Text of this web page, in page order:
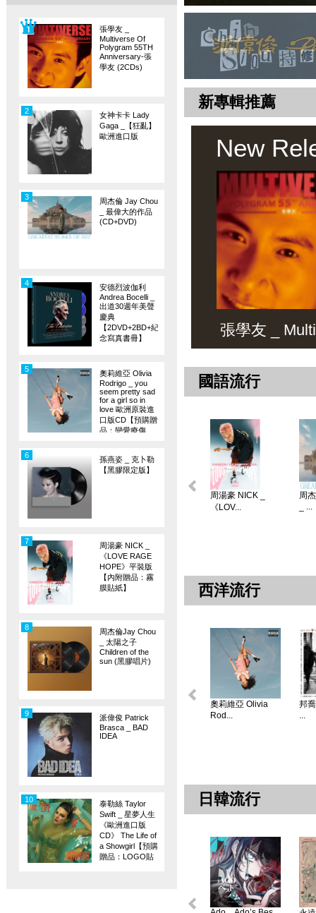
張學友 _
Multiverse Of
Polygram 55TH
Anniversary-張
學友 (2CDs)
女神卡卡 Lady
Gaga _【狂亂】
歐洲進口版
2
周杰倫 Jay Chou
_ 最偉大的作品
(CD+DVD)
3
安德烈波伽利
Andrea Bocelli _
出道30週年美聲
慶典
【2DVD+2BD+紀
念寫真書冊】
4
奧莉維亞 Olivia
Rodrigo _ you
seem pretty sad
for a girl so in
love 歐洲原裝進
口版CD【預購贈
品：戀愛療傷
5
孫燕姿 _ 克卜勒
【黑膠限定版】
6
周湯豪 NICK _
《LOVE RAGE
HOPE》平裝版
【內附贈品：霧
膜貼紙】
7
周杰倫Jay Chou
_ 太陽之子
Children of the
sun (黑膠唱片)
8
派偉俊 Patrick
Brasca _ BAD
IDEA
9
泰勒絲 Taylor
Swift _ 星夢人生
《歐洲進口版
CD》 The Life of
a Showgirl【預購
贈品：LOGO貼
10
新專輯推薦
New
張學友 _
國語流行
周湯豪 NICK _
《LOV...
周
_ ...
西洋流行
奧莉維亞 Olivia
Rod...
邦
...
日韓流行